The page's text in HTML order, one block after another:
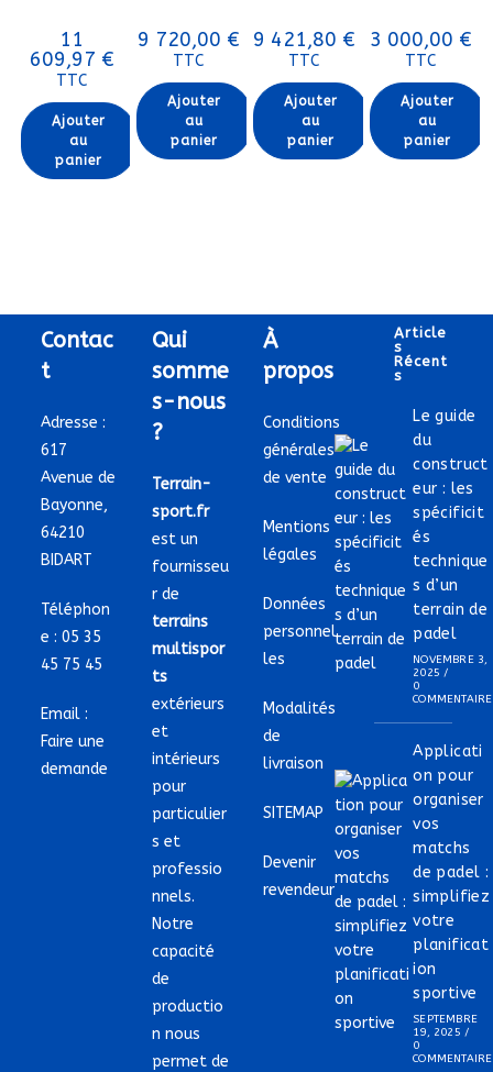
11
609,97 €
TTC
Ajouter
au
panier
9 720,00 €
TTC
Ajouter
au
panier
9 421,80 €
TTC
Ajouter
au
panier
3 000,00 €
TTC
Ajouter
au
panier
Contac
t
Adresse :
617
Avenue de
Bayonne,
64210
BIDART
Téléphon
e :05 35
45 75 45
Email :
Faire une
demande
Qui
somme
s-nous
?
Terrain-
sport.fr
est un
fournisseu
r de
terrains
multispor
ts
extérieurs
et
intérieurs
pour
particulier
s et
professio
nnels.
Notre
capacité
de
productio
n nous
permet de
À
propos
Conditions
générales
de vente
Mentions
légales
Données
personnel
les
Modalités
de
livraison
SITEMAP
Devenir
revendeur
Article
S
Récent
S
Le guide
du
construct
eur : les
spécificit
és
technique
s d’un
terrain de
padel
NOVEMBRE 3,
2025 /
0
COMMENTAIRE
Applicati
on pour
organiser
vos
matchs
de padel :
simplifiez
votre
planificat
ion
sportive
SEPTEMBRE
19, 2025 /
0
COMMENTAIRE